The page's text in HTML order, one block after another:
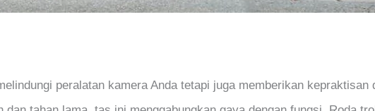
peralatan kamera Anda tetapi juga memberikan kepraktisan